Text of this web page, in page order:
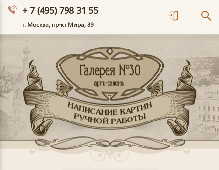
+ 7 (495) 798 31 55
г. Москва, пр-кт Мира, 89